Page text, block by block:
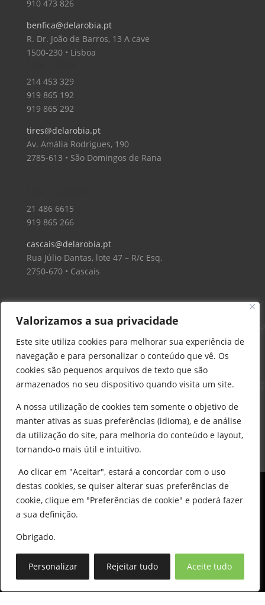
Valorizamos a sua privacidade
Este site utiliza cookies para melhorar sua experiência de
navegação e para personalizar o conteúdo que vê. Os
cookies são pequenos arquivos de texto que são
armazenados no seu dispositivo quando visita um site.
A nossa utilização de cookies tem somente o objetivo de
manter ativas as suas preferências (idioma), e de análise
da utilização do site, para melhoria do conteúdo e layout,
tornando-o mais útil e intuitivo.
Ao clicar em "Aceitar", estará a concordar com o uso
destas cookies, se quiser alterar suas preferências de
cookie, clique em "Preferências de cookie" e poderá fazer
a sua definição.
Obrigado.
Personalizar Rejeitar tudo Aceite tudo
910 473 826
benfica@delarobia.pt
R. Dr. João de Barros, 13 A cave
1500-230 • Lisboa
214 453 329
919 865 192
919 865 292
tires@delarobia.pt
Av. Amália Rodrigues, 190
2785-613 • São Domingos de Rana
21 486 6615
919 865 266
cascais@delarobia.pt
Rua Júlio Dantas, lote 47 – R/c Esq.
2750-670 • Cascais
Delarobia – Construção
912 441 514
construcao@delarobia.pt
R. António Andrade, 1171
Products
search PESQUISAR
Desenvolvidor por:Tecnologias Imaginadas